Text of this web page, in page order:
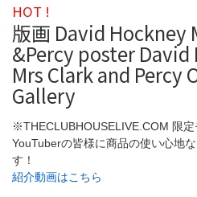
HOT !
版画 David Hockney
&Percy poster David
Mrs Clark and Percy
Gallery
※THECLUBHOUSELIVE.COM 限定
YouTuberの皆様に商品の使い心地
す！
紹介動画はこちら